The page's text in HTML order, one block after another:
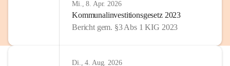
Mi., 8. Apr. 2026
Kommunalinvestitionsgesetz 2023
Bericht gem. §3 Abs 1 KIG 2023
Di., 4. Aug. 2026